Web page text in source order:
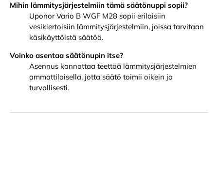
Mihin lämmitysjärjestelmiin tämä säätönuppi sopii?
Uponor Vario B WGF M28 sopii erilaisiin
vesikiertoisiin lämmitysjärjestelmiin, joissa tarvitaan
käsikäyttöistä säätöä.
Voinko asentaa säätönupin itse?
Asennus kannattaa teettää lämmitysjärjestelmien
ammattilaisella, jotta säätö toimii oikein ja
turvallisesti.